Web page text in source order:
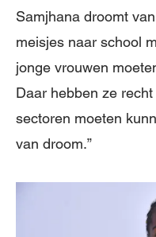
Samjhana droomt
meisjes naar school
jonge vrouwen
Daar hebben ze
sectoren moeten
van droom.”